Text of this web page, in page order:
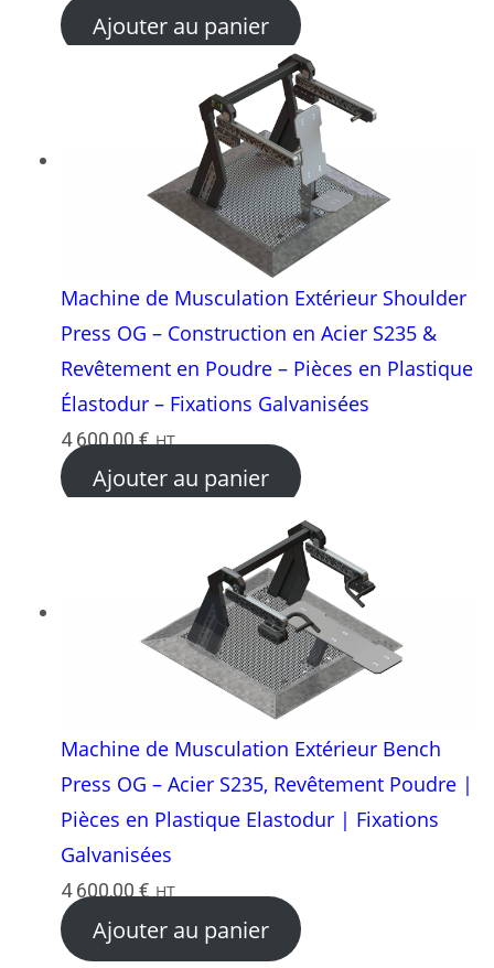
Ajouter au panier
Machine de Musculation Extérieur Shoulder
Press OG – Construction en Acier S235 &
Revêtement en Poudre – Pièces en Plastique
Élastodur – Fixations Galvanisées
4 600,00€ HT
Ajouter au panier
Machine de Musculation Extérieur Bench
Press OG – Acier S235, Revêtement Poudre |
Pièces en Plastique Elastodur | Fixations
Galvanisées
4 600,00€ HT
Ajouter au panier